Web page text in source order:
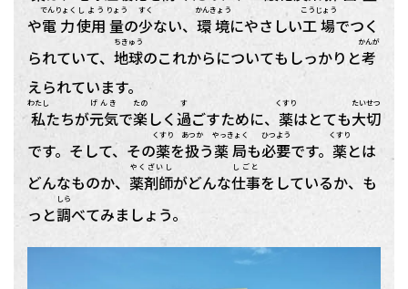
や電力
でんりょく
使用
しよう
量
りょう
の少
すく
ない、 環境
かんきょう
にやさしい工場
こうじょう
でつく
られていて、 地球
ちきゅう
のこれからについてもしっかりと考
かんが
えられています。
私
わたし
たちが元気
げんき
で楽
たの
しく過
す
ごすために、 薬
くすり
はとても大切
たいせつ
です。そして、その薬
くすり
を扱
あつか
う薬局
やっきょく
も必要
ひつよう
です。 薬
くすり
とは
どんなものか、 薬剤師
やくざいし
がどんな仕事
しごと
をしているか、も
っと調
しら
べてみましょう。